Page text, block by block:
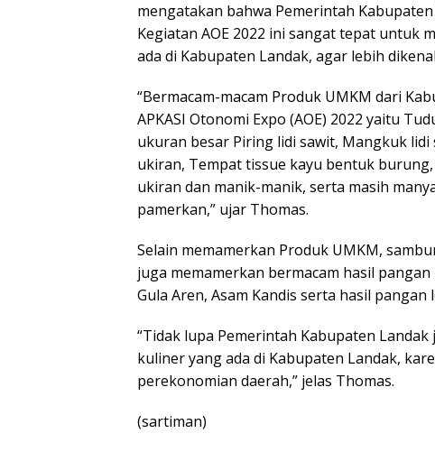
mengatakan bahwa Pemerintah
Kegiatan AOE 2022 ini sangat tepat untuk
ada di Kabupaten Landak, agar lebih
“Bermacam-macam Produk UMKM dari
APKASI Otonomi Expo (AOE) 2022 yaitu
ukuran besar Piring lidi sawit, Mangkuk
ukiran, Tempat tissue kayu bentuk
ukiran dan manik-manik, serta masih
pamerkan,” ujar Thomas.
Selain memamerkan Produk UMKM,
juga memamerkan bermacam hasil
Gula Aren, Asam Kandis serta hasil pangan
“Tidak lupa Pemerintah Kabupaten
kuliner yang ada di Kabupaten Landak,
perekonomian daerah,” jelas Thomas.
(sartiman)